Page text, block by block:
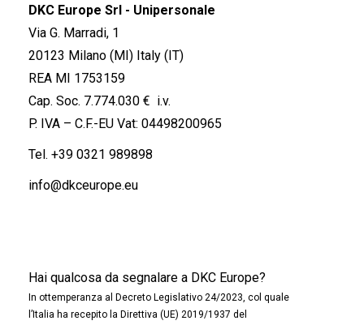
DKC Europe Srl - Unipersonale
Via G. Marradi, 1
20123 Milano (MI) Italy (IT)
REA MI 1753159
Cap. Soc. 7.774.030 € i.v.
P. IVA – C.F.-EU Vat: 04498200965
Tel. +39 0321 989898
info@dkceurope.eu
Hai qualcosa da segnalare a DKC Europe?
In ottemperanza al Decreto Legislativo 24/2023, col quale
l’Italia ha recepito la Direttiva (UE) 2019/1937 del